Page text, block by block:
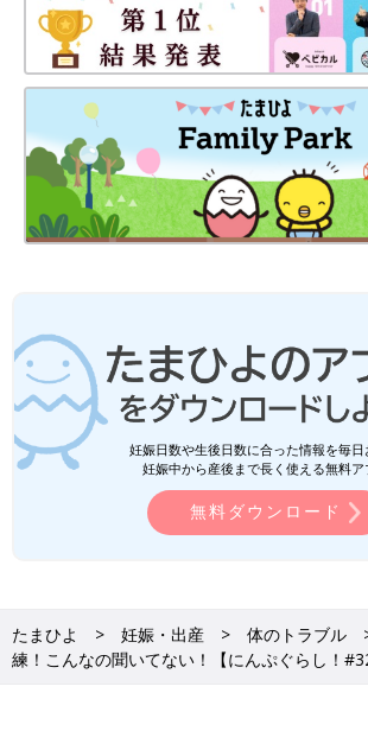
固くて痛いので、どんな体制でも痛みがおそ
妊娠日数や生後日数に合った情報を毎日
妊娠中から産後まで長く使える無料ア
無料ダウンロード
たまひよ 妊娠・出産 体のトラブル
練！こんなの聞いてない！【にんぷぐらし！